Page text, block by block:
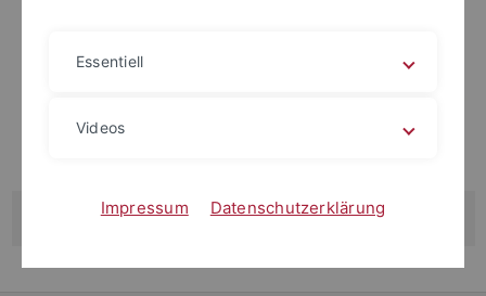
Welcome to the ERCCT
Essentiell
Videos
Impressum Datenschutzerklärung